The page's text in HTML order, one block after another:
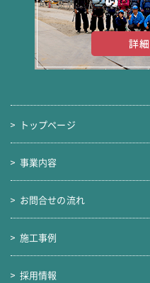
トップページ
事業内容
お問合せの流れ
施工事例
採用情報